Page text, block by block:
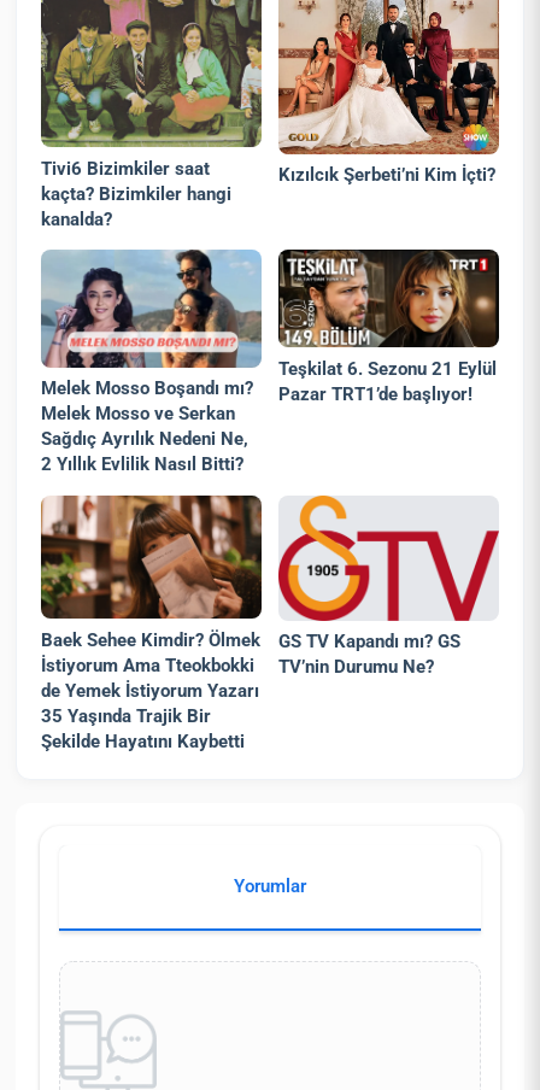
Tivi6 Bizimkiler saat
kaçta? Bizimkiler hangi
kanalda?
Kızılcık Şerbeti’ni Kim İçti?
Melek Mosso Boşandı mı?
Melek Mosso ve Serkan
Sağdıç Ayrılık Nedeni Ne,
2 Yıllık Evlilik Nasıl Bitti?
Teşkilat 6. Sezonu 21 Eylül
Pazar TRT1’de başlıyor!
Baek Sehee Kimdir? Ölmek
İstiyorum Ama Tteokbokki
de Yemek İstiyorum Yazarı
35 Yaşında Trajik Bir
Şekilde Hayatını Kaybetti
GS TV Kapandı mı? GS
TV’nin Durumu Ne?
Yorumlar